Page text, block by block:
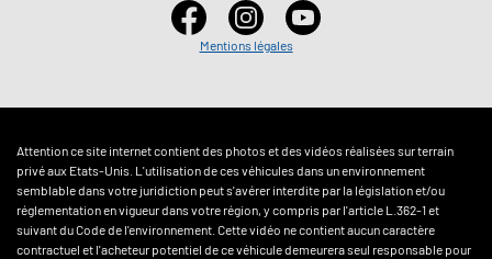
Mentions légales
Attention ce site internet contient des photos et des vidéos réalisées sur terrain
privé aux Etats-Unis. L'utilisation de ces véhicules dans un environnement
semblable dans votre juridiction peut s'avérer interdite par la législation et/ou
réglementation en vigueur dans votre région, y compris par l'article L.362-1 et
suivant du Code de l'environnement. Cette vidéo ne contient aucun caractère
contractuel et l'acheteur potentiel de ce véhicule demeurera seul responsable pour